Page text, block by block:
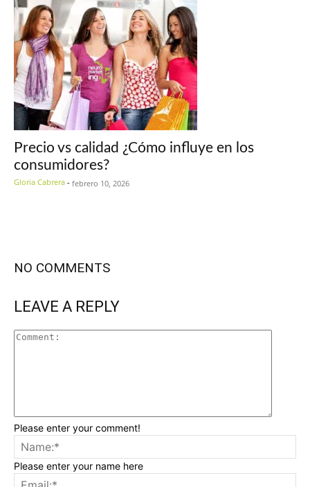
Precio vs calidad ¿Cómo influye en los
consumidores?
Gloria Cabrera - febrero 10, 2026
NO COMMENTS
LEAVE A REPLY
Please enter your comment!
Please enter your name here